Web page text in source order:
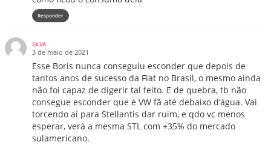
Responder
SILVA
3 de maio de 2021
Esse Boris nunca conseguiu esconder que depois de
tantos anos de sucesso da Fiat no Brasil, o mesmo ainda
não foi capaz de digerir tal feito. E de quebra, tb não
consegue esconder que é VW fã até debaixo d’água. Vai
torcendo aí para Stellantis dar ruim, e qdo vc menos
esperar, verá a mesma STL com +35% do mercado
sulamericano.